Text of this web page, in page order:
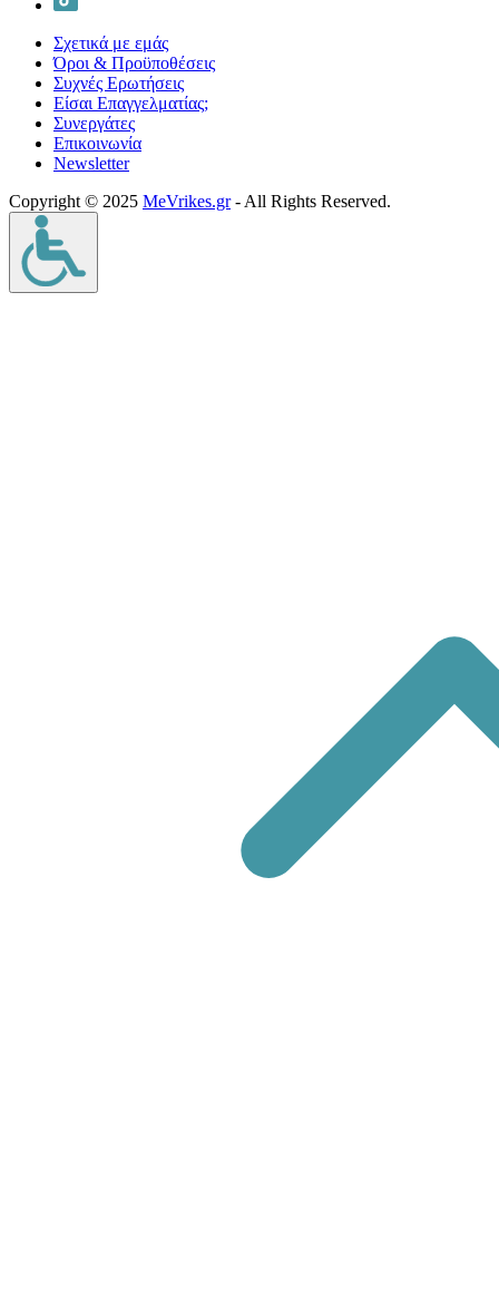
Σχετικά με εμάς
Όροι & Προϋποθέσεις
Συχνές Ερωτήσεις
Είσαι Επαγγελματίας;
Συνεργάτες
Επικοινωνία
Νewsletter
Copyright © 2025 MeVrikes.gr- All Rights Reserved.